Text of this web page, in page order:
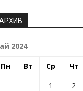
2024
Пн Вт Ср Чт
1 2